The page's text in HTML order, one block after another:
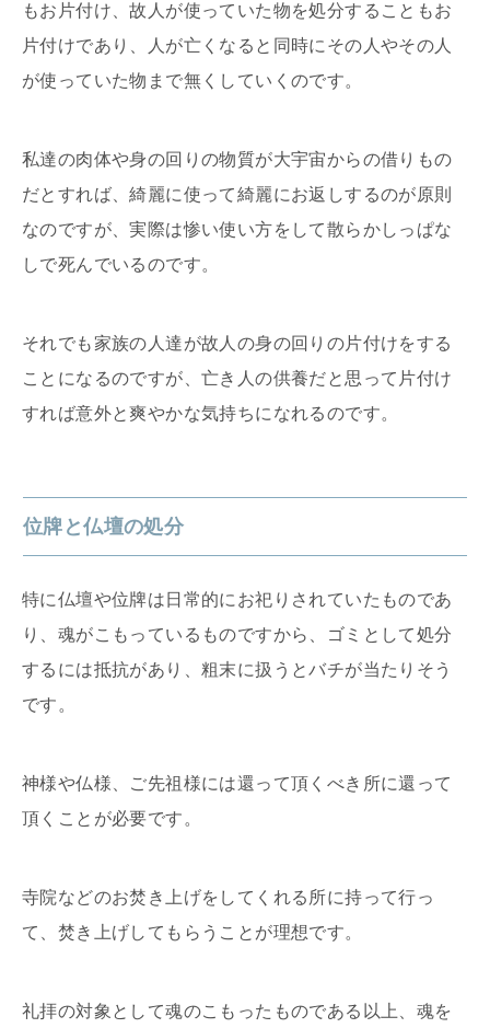
もお片付け、故人が使っていた物を処分することもお
片付けであり、人が亡くなると同時にその人やその人
が使っていた物まで無くしていくのです。
私達の肉体や身の回りの物質が大宇宙からの借りもの
だとすれば、綺麗に使って綺麗にお返しするのが原則
なのですが、実際は惨い使い方をして散らかしっぱな
しで死んでいるのです。
それでも家族の人達が故人の身の回りの片付けをする
ことになるのですが、亡き人の供養だと思って片付け
すれば意外と爽やかな気持ちになれるのです。
位牌と仏壇の処分
特に仏壇や位牌は日常的にお祀りされていたものであ
り、魂がこもっているものですから、ゴミとして処分
するには抵抗があり、粗末に扱うとバチが当たりそう
です。
神様や仏様、ご先祖様には還って頂くべき所に還って
頂くことが必要です。
寺院などのお焚き上げをしてくれる所に持って行っ
て、焚き上げしてもらうことが理想です。
礼拝の対象として魂のこもったものである以上、魂を